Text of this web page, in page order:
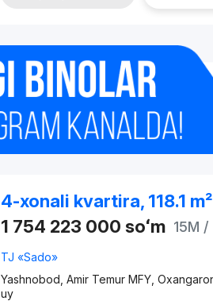
4-xonali kvartira, 118.1 m²
1 754 223 000 soʻm 15M /
TJ «Sado»
Yashnobod, Amir Temur MFY,
uy